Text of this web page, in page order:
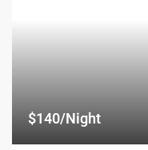
$140/Night